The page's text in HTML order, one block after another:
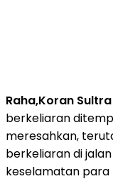
Raha,Koran Sultra
berkeliaran
meresahkan,
berkeliaran di
keselamatan para